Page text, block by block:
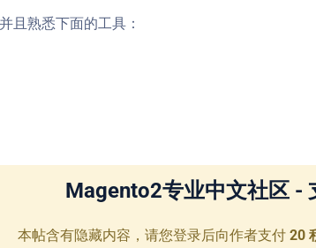
且熟悉下面的工具：
Magento2专业中文社区 -
本帖含有隐藏内容，请您登录后向作者支付 20